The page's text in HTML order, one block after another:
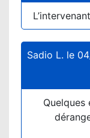
Sadio L. le